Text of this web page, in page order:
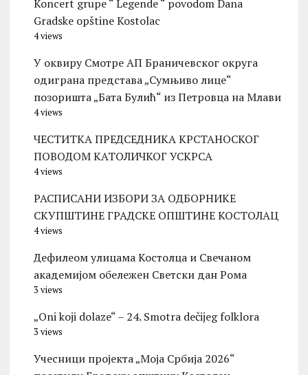
Koncert grupe “ Legende “ povodom Dana
Gradske opštine Kostolac
4 views
У оквиру Смотре АП Браничевског округа
одиграна представа „Сумњиво лице“
позоришта „Бата Булић“ из Петровца на Млави
4 views
ЧЕСТИТКА ПРЕДСЕДНИКА КРСТАНОСКОГ
ПОВОДОМ КАТОЛИЧКОГ УСКРСА
4 views
РАСПИСАНИ ИЗБОРИ ЗА ОДБОРНИКЕ
СКУПШТИНЕ ГРАДСКЕ ОПШТИНЕ КОСТОЛАЦ
4 views
Дефилеом улицама Костолца и Свечаном
академијом обележен Светски дан Рома
3 views
„Oni koji dolaze“ – 24. Smotra dečijeg folklora
3 views
Учесници пројекта „Моја Србија 2026“